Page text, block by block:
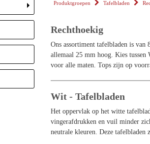
Produktgroepen Tafelbladen
Rechthoekig
Ons assortiment tafelbladen is
allemaal 25 mm hoog. Kies
voor alle maten. Tops zijn op
Wit - Tafelbladen
Het oppervlak op het witte
vingerafdrukken en vuil minder
neutrale kleuren. Deze tafelbladen
+